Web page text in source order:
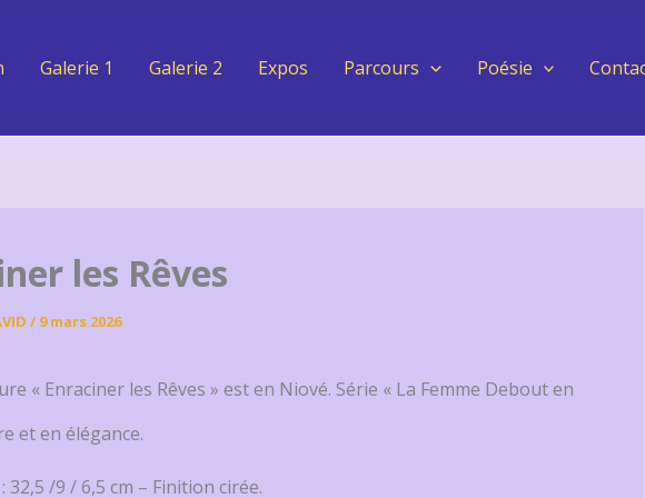
Galerie 1 Galerie 2 Expos Parcours Poésie
les Rêves
/9 mars 2026
« Enraciner les Rêves » est en Niové. Série « La Femme Debout en
et en élégance.
32,5 /9 / 6,5 cm – Finition cirée.